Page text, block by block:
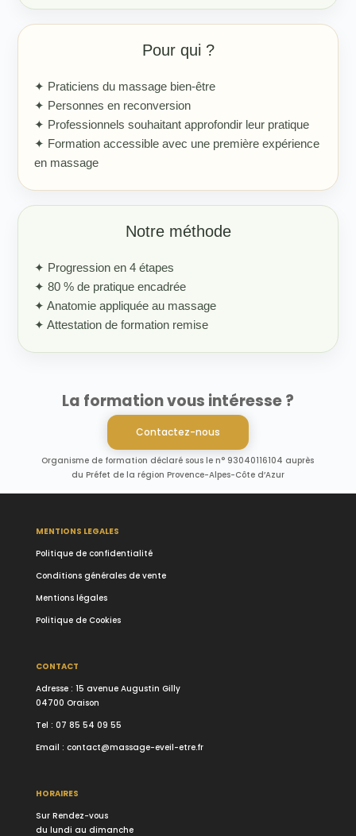
Pour qui ?
✦ Praticiens du massage bien-être
✦ Personnes en reconversion
✦ Professionnels souhaitant approfondir leur pratique
✦ Formation accessible avec une première expérience
en massage
Notre méthode
✦ Progression en 4 étapes
✦ 80 % de pratique encadrée
✦ Anatomie appliquée au massage
✦ Attestation de formation remise
La formation vous intéresse ?
Contactez-nous
Organisme de formation déclaré sous le n° 93040116104 auprès
du Préfet de la région Provence-Alpes-Côte d’Azur
MENTIONS LEGALES
Politique de confidentialité
Conditions générales de vente
Mentions légales
Politique de Cookies
CONTACT
Adresse : 15 avenue Augustin Gilly
04700 Oraison
Tel : 07 85 54 09 55
Email : contact@massage-eveil-etre.fr
HORAIRES
Sur Rendez-vous
du lundi au dimanche